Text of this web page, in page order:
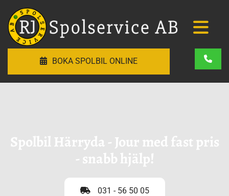
BOKA SPOLBIL ONLINE
Spolbil Härryda - Jour med fast pris
- snabb hjälp!
031 - 56 50 05